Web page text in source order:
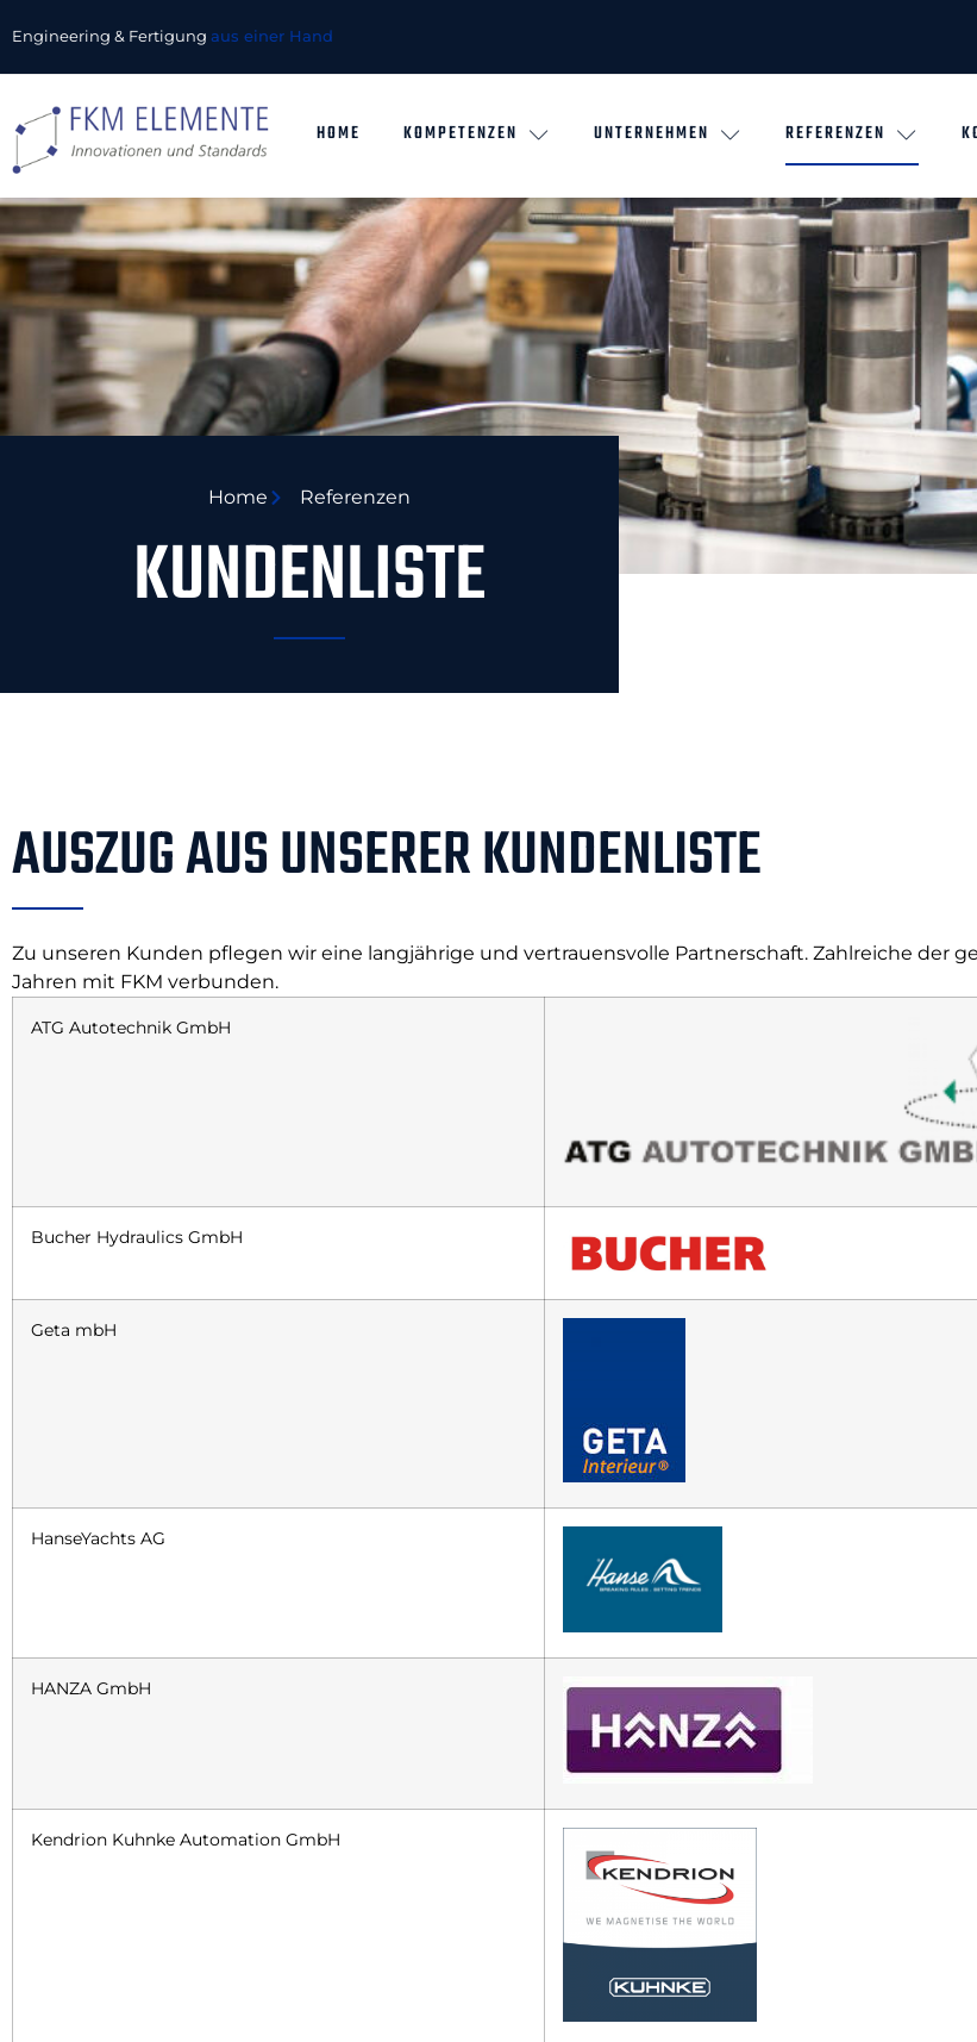
Engineering & Fertigung aus einer Hand
HOME KOMPETENZEN UNTERNEHMEN REFERENZEN
Home Referenzen
KUNDENLISTE
AUSZUG AUS UNSERER KUNDENLISTE
Zu unseren Kunden pflegen wir eine langjährige und vertrauensvolle Partnerschaft. Zahlreiche der
Jahren mit FKM verbunden.
ATG Autotechnik GmbH
Bucher Hydraulics GmbH
Geta mbH
HanseYachts AG
HANZA GmbH
Kendrion Kuhnke Automation GmbH